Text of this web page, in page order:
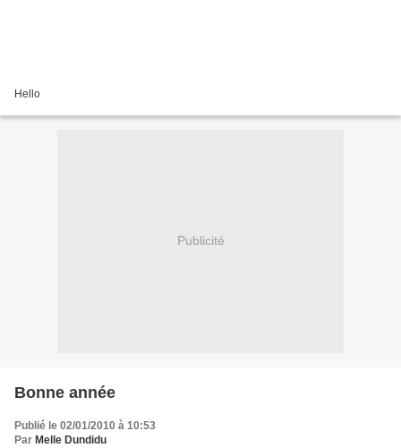
Hello
Publicité
Bonne année
Publié le 02/01/2010 à 10:53
Par Melle Dundidu